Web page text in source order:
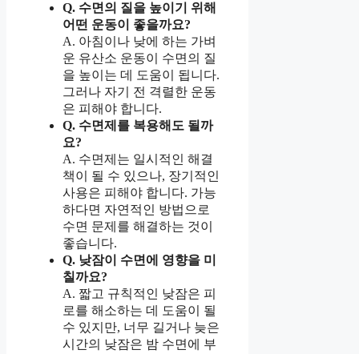
Q. 수면의 질을 높이기 위해
어떤 운동이 좋을까요?
A. 아침이나 낮에 하는 가벼
운 유산소 운동이 수면의 질
을 높이는 데 도움이 됩니다.
그러나 자기 전 격렬한 운동
은 피해야 합니다.
Q. 수면제를 복용해도 될까
요?
A. 수면제는 일시적인 해결
책이 될 수 있으나, 장기적인
사용은 피해야 합니다. 가능
하다면 자연적인 방법으로
수면 문제를 해결하는 것이
좋습니다.
Q. 낮잠이 수면에 영향을 미
칠까요?
A. 짧고 규칙적인 낮잠은 피
로를 해소하는 데 도움이 될
수 있지만, 너무 길거나 늦은
시간의 낮잠은 밤 수면에 부